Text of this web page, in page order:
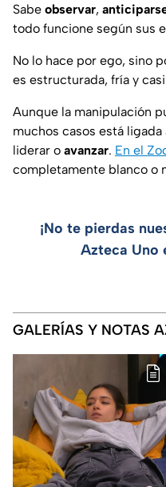
Sabe observar,
todo funcione según sus
No lo hace por ego, sino
es estructurada, fría y
Aunque la manipulación
muchos casos está
liderar o avanzar. En el
completamente blanco o
¡No te pierdas
Azteca Uno
GALERÍAS Y NOTAS